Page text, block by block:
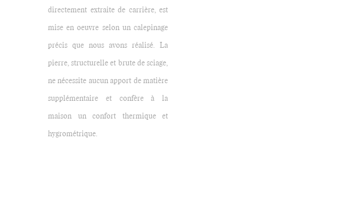
directement extraite de carrière, est
mise en oeuvre selon un calepinage
précis que nous avons réalisé. La
pierre, structurelle et brute de sciage,
ne nécessite aucun apport de matière
supplémentaire et confère à la
maison un confort thermique et
hygrométrique.